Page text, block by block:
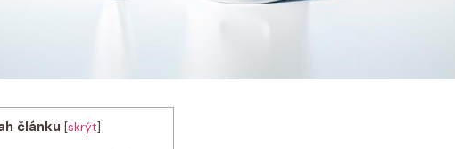
článku [skrýt]